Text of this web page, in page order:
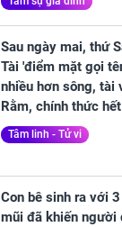
Sau ngày mai, thứ
Tài 'điểm mặt gọi
nhiều hơn sông, tài
Rằm, chính thức
Tâm linh - Tử vi
Con bê sinh ra với
mũi đã khiến người